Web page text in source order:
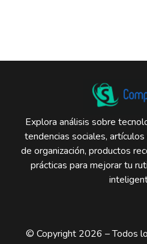
Explora análisis sobre
tendencias sociales,
de organización, productos
prácticas para mejorar tu
© Copyright 2026 – Todos